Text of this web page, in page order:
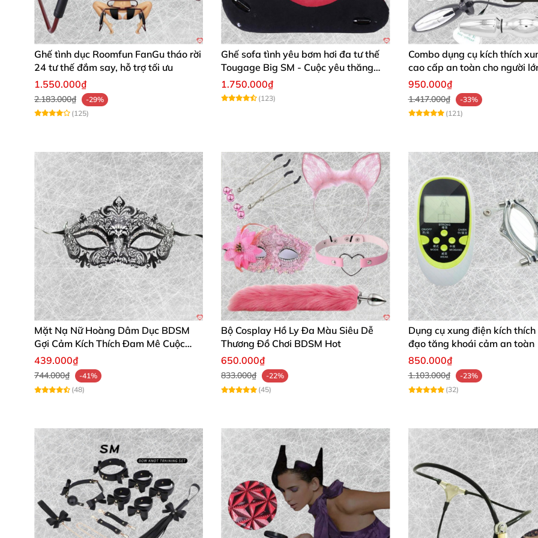
Ghế tình dục Roomfun FanGu tháo rời
24 tư thế đắm say, hỗ trợ tối ưu
1.550.000₫
2.183.000₫
-29%
(125)
Ghế sofa tình yêu bơm hơi đa tư thế
Tougage Big SM - Cuộc yêu thăng
hoa, nhanh chóng mua
1.750.000₫
(123)
Combo dụng cụ kích thích
cao cấp an toàn cho người
950.000₫
1.417.000₫
-33%
(121)
Mặt Nạ Nữ Hoàng Dâm Dục BDSM
Gợi Cảm Kích Thích Đam Mê Cuộc
Yêu
439.000₫
744.000₫
-41%
(48)
Bộ Cosplay Hồ Ly Đa Màu Siêu Dễ
Thương Đồ Chơi BDSM Hot
650.000₫
833.000₫
-22%
(45)
Dụng cụ xung điện kích
đạo tăng khoái cảm an toàn
850.000₫
1.103.000₫
-23%
(32)